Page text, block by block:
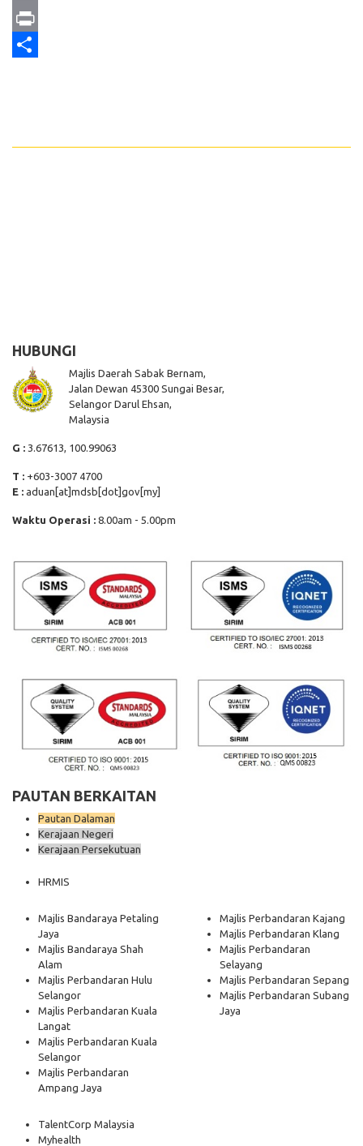
Email
Print
HUBUNGI
Majlis Daerah Sabak Bernam,
Jalan Dewan 45300 Sungai Besar,
Selangor Darul Ehsan,
Malaysia
G : 3.67613, 100.99063
T : +603-3007 4700
E : aduan[at]mdsb[dot]gov[my]
Waktu Operasi : 8.00am - 5.00pm
PAUTAN BERKAITAN
Pautan Dalaman
Kerajaan Negeri
Kerajaan Persekutuan
HRMIS
Majlis Bandaraya Petaling
Jaya
Majlis Bandaraya Shah
Alam
Majlis Perbandaran Hulu
Selangor
Majlis Perbandaran Kuala
Langat
Majlis Perbandaran Kuala
Selangor
Majlis Perbandaran
Ampang Jaya
Majlis Perbandaran Kajang
Majlis Perbandaran Klang
Majlis Perbandaran
Selayang
Majlis Perbandaran Sepang
Majlis Perbandaran Subang
Jaya
TalentCorp Malaysia
Myhealth